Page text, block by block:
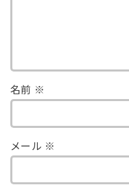
名前 ※
メール ※